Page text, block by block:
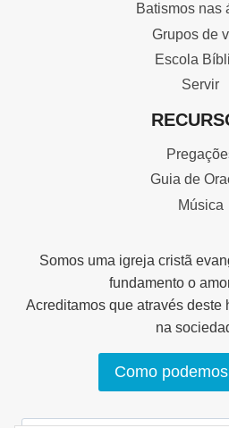
Batismos nas
Grupos de
Escola
Servir
Guia de
Música
Somos uma igreja cristã
fundamento o
Acreditamos que através deste
na
Como